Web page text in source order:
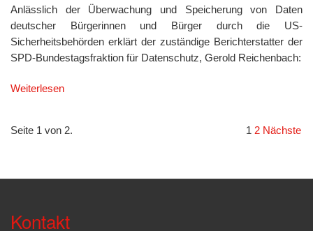
Anlässlich der Überwachung und Speicherung von Daten
deutscher Bürgerinnen und Bürger durch die US-
Sicherheitsbehörden erklärt der zuständige Berichterstatter der
SPD-Bundestagsfraktion für Datenschutz, Gerold Reichenbach:
Weiterlesen
Seite 1 von 2. 1 2 Nächste
Kontakt